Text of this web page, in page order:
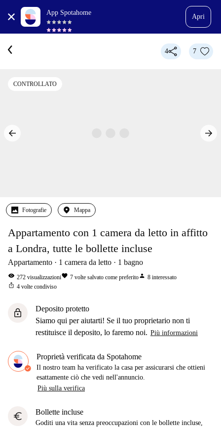
App Spotahome
Apri
4 7
CONTROLLATO
Fotografie Mappa
Appartamento con 1 camera da letto in affitto
a Londra, tutte le bollette incluse
Appartamento 1 camera da letto 1 bagno
visibility 272 visualizzazionifavorite 7 volte salvato come preferitoperson 8 interessato
ios_share 4 volte condiviso
lock
Deposito protetto
Siamo qui per aiutarti! Se il tuo proprietario non ti
restituisce il deposito, lo faremo noi. Più informazioni
Proprietà verificata da Spotahome
Il nostro team ha verificato la casa per assicurarsi che ottieni
esattamente ciò che vedi nell'annuncio.
Più sulla verifica
euro Bollette incluse
Goditi una vita senza preoccupazioni con le bollette incluse,